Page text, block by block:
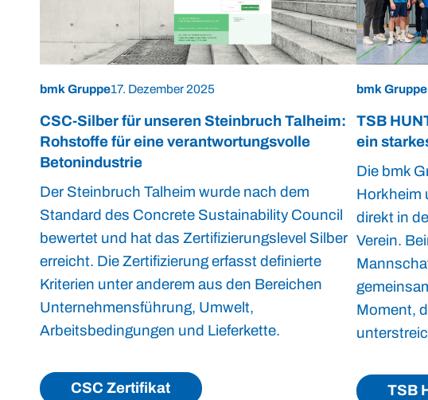
bmk Gruppe17. Dezember 2025
CSC-Silber für unseren Steinbruch Talheim:
Rohstoffe für eine verantwortungsvolle
Betonindustrie
Der Steinbruch Talheim wurde nach dem
Standard des Concrete Sustainability Council
bewertet und hat das Zertifizierungslevel Silber
erreicht. Die Zertifizierung erfasst definierte
Kriterien unter anderem aus den Bereichen
Unternehmensführung, Umwelt,
Arbeitsbedingungen und Lieferkette.
CSC Zertifikat
bmk Gruppe
TSB
ein
Die bmk
Horkheim
direkt in
Verein.
Moment,
TSB